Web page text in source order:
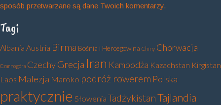
sposób przetwarzane są dane Twoich komentarzy.
Tagi
Albania Austria Birma Bośnia i Hercegowina Chiny Chorwacja
Czarnogóra CzechyGrecja Iran Kambodża Kazachstan Kirgistan
Laos Malezja Maroko podróż rowerem Polska
praktycznie Słowenia TadżykistanTajlandia